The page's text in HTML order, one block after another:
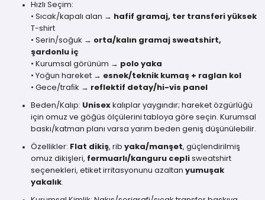
Hızlı Seçim:
• Sıcak/kapalı alan → hafif gramaj, ter transferi yüksek
T-shirt
• Serin/soğuk → orta/kalın gramaj sweatshirt,
şardonlu iç
• Kurumsal görünüm → polo yaka
• Yoğun hareket → esnek/teknik kumaş + raglan kol
• Gece/traﬁk → reflektif detay/hi-vis panel
Beden/Kalıp: Unisex kalıplar yaygındır; hareket özgürlüğü
için omuz ve göğüs ölçülerini tabloya göre seçin. Kurumsal
baskı/katman planı varsa yarım beden geniş düşünülebilir.
Özellikler: Flat dikiş, rib yaka/manşet, güçlendirilmiş
omuz dikişleri, fermuarlı/kanguru cepli sweatshirt
seçenekleri, etiket irritasyonunu azaltan yumuşak
yakalık